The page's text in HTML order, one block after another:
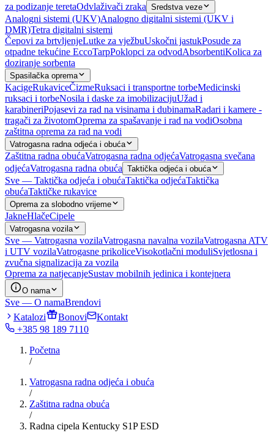
za podizanje teretaOdvlaživači zraka Sredstva veze
Analogni sistemi (UKV)Analogno digitalni sistemi (UKV i
DMR)Tetra digitalni sistemi
Čepovi za brtvljenjeLutke za vježbuUskočni jastukPosude za
otpadne tekućine EccoTarpPoklopci za odvodAbsorbentiKolica za
doziranje sorbenta
Spasilačka oprema
KacigeRukaviceČizmeRuksaci i transportne torbeMedicinski
ruksaci i torbeNosila i daske za imobilizacijuUžad i
karabineriPojasevi za rad na visinama i dubinamaRadari i kamere -
tragači za životomOprema za spašavanje i rad na vodiOsobna
zaštitna oprema za rad na vodi
Vatrogasna radna odjeća i obuća
Zaštitna radna obućaVatrogasna radna odjećaVatrogasna svečana
odjećaVatrogasna radna obuća Taktička odjeća i obuća
Sve — Taktička odjeća i obućaTaktička odjećaTaktička
obućaTaktičke rukavice
Oprema za slobodno vrijeme
JakneHlačeCipele
Vatrogasna vozila
Sve — Vatrogasna vozilaVatrogasna navalna vozilaVatrogasna ATV
i UTV vozilaVatrogasne prikoliceVisokotlačni moduliSvjetlosna i
zvučna signalizacija za vozila
Oprema za natjecanjeSustav mobilnih jedinica i kontejnera
O nama
Sve — O namaBrendovi
Katalozi
Bonovi
Kontakt
+385 98 189 7110
Početna
/
Vatrogasna radna odjeća i obuća
/
Zaštitna radna obuća
/
Radna cipela Kentucky S1P ESD